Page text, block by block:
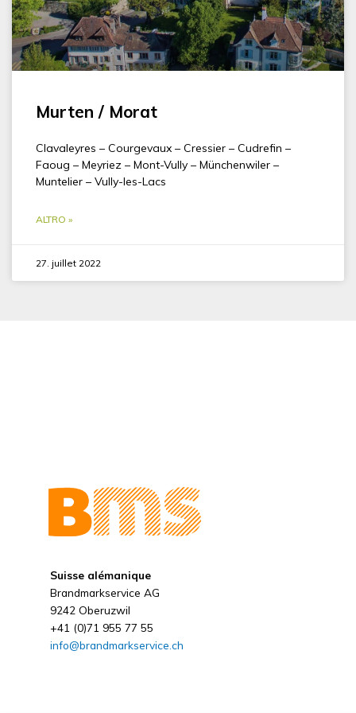
Murten / Morat
Clavaleyres – Courgevaux – Cressier – Cudrefin –
Faoug – Meyriez – Mont-Vully – Münchenwiler –
Muntelier – Vully-les-Lacs
ALTRO »
27. juillet 2022
Suisse alémanique
Brandmarkservice AG
9242 Oberuzwil
+41 (0)71 955 77 55
info@brandmarkservice.ch